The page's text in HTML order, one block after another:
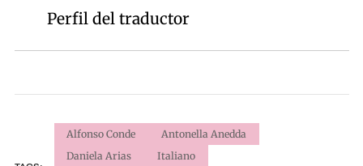
Perfil del traductor
Alfonso Conde
Antonella Anedda
Daniela Arias
Italiano